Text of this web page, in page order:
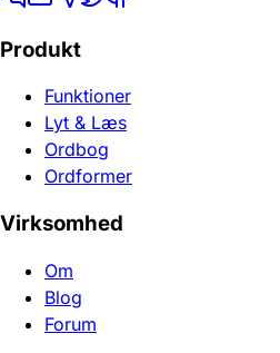
Produkt
Funktioner
Lyt & Læs
Ordbog
Ordformer
Virksomhed
Om
Blog
Forum